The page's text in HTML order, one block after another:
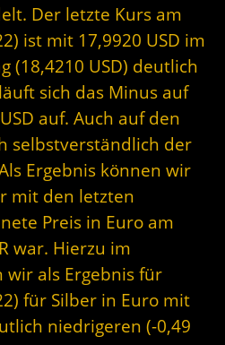
Der letzte Kurs am
ist mit 17,9920 USD im
(18,4210 USD) deutlich
sich das Minus auf
auf. Auch auf den
selbstverständlich der
Ergebnis können wir
mit den letzten
Preis in Euro am
war. Hierzu im
wir als Ergebnis für
für Silber in Euro mit
niedrigeren (-0,49